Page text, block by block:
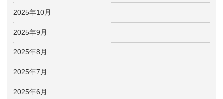
2025年10月
2025年9月
2025年8月
2025年7月
2025年6月